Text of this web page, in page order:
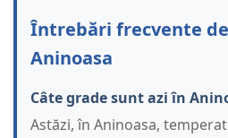
Întrebări frecvente
Aninoasa
Câte grade sunt azi în
Astăzi, în Aninoasa,